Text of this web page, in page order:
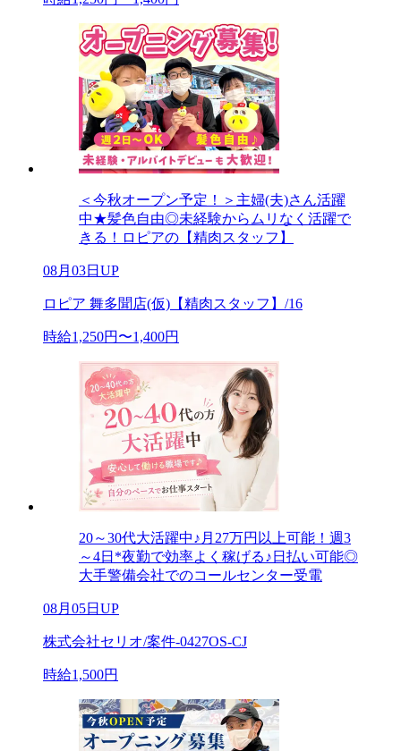
＜今秋オープン予定！＞主婦(夫)さん活躍
中★髪色自由◎未経験からムリなく活躍で
きる！ロピアの【精肉スタッフ】
08月03日UP
ロピア 舞多聞店(仮)【精肉スタッフ】/16
時給1,250円〜1,400円
20～30代大活躍中♪月27万円以上可能！週3
～4日*夜勤で効率よく稼げる♪日払い可能◎
大手警備会社でのコールセンター受電
08月05日UP
株式会社セリオ/案件-0427OS-CJ
時給1,500円